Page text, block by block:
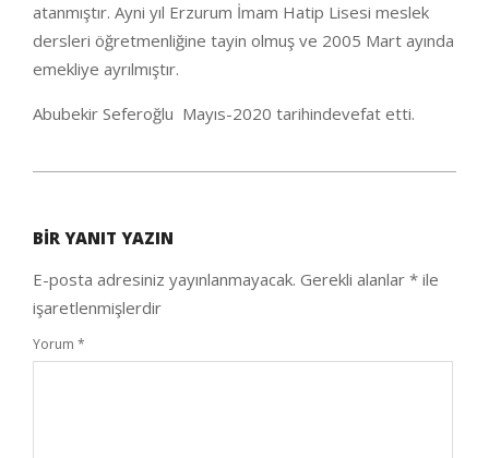
atanmıştır. Ayni yıl Erzurum İmam Hatip Lisesi meslek
dersleri öğretmenliğine tayin olmuş ve 2005 Mart ayında
emekliye ayrılmıştır.
Abubekir Seferoğlu Mayıs-2020 tarihindevefat etti.
05
BIR YANIT YAZIN
E-posta adresiniz yayınlanmayacak. Gerekli alanlar * ile
işaretlenmişlerdir
Yorum *